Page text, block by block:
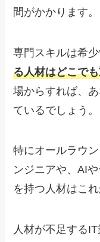
間がかかります。
専門スキルは希
る人材はどこで
場からすれば、
ているでしょう。
特にオールラウ
ンジニアや、AI
を持つ人材はこ
人材が不足する